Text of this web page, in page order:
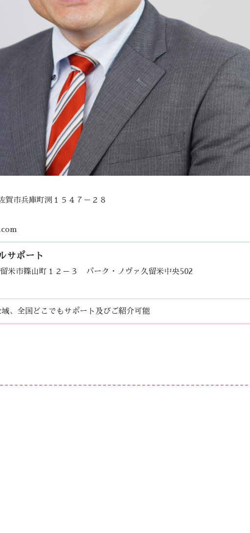
市兵庫町渕１５４７－２８
サポート
米市篠山町１２－３ パーク・ノヴァ久留米中央502
、全国どこでもサポート及びご紹介可能